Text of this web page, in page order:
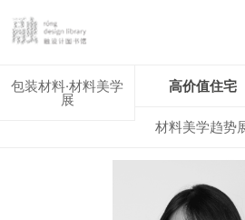
包装材料·材料美学
展
高价值住宅
材料美学趋势